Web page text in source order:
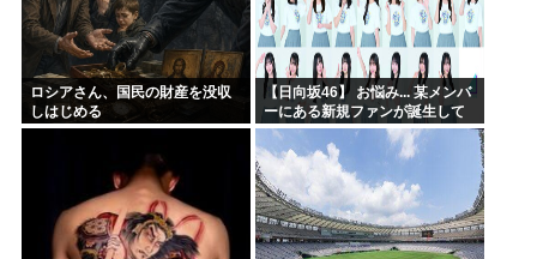
ロシアさん、国民の財産を没収
しはじめる
【日向坂46】 お悩み... 某メンバ
ーにある新規ファンが誕生して
いた